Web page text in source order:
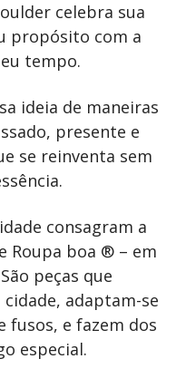
celebra sua
propósito com a
tempo.
ideia de maneiras
presente e
se reinventa sem
consagram a
Roupa boa ® – em
peças que
adaptam-se
fusos, e fazem dos
especial.